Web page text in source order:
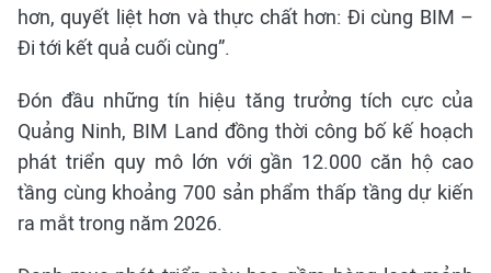
hơn, quyết liệt hơn và thực chất hơn: Đi cùng BIM –
Đi tới kết quả cuối cùng”.
Đón đầu những tín hiệu tăng trưởng tích cực của
Quảng Ninh, BIM Land đồng thời công bố kế hoạch
phát triển quy mô lớn với gần 12.000 căn hộ cao
tầng cùng khoảng 700 sản phẩm thấp tầng dự kiến
ra mắt trong năm 2026.